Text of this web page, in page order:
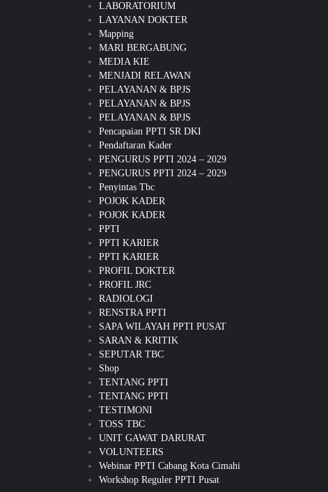
LABORATORIUM
LAYANAN DOKTER
Mapping
MARI BERGABUNG
MEDIA KIE
MENJADI RELAWAN
PELAYANAN & BPJS
PELAYANAN & BPJS
PELAYANAN & BPJS
Pencapaian PPTI SR DKI
Pendaftaran Kader
PENGURUS PPTI 2024 – 2029
PENGURUS PPTI 2024 – 2029
Penyintas Tbc
POJOK KADER
POJOK KADER
PPTI
PPTI KARIER
PPTI KARIER
PROFIL DOKTER
PROFIL JRC
RADIOLOGI
RENSTRA PPTI
SAPA WILAYAH PPTI PUSAT
SARAN & KRITIK
SEPUTAR TBC
Shop
TENTANG PPTI
TENTANG PPTI
TESTIMONI
TOSS TBC
UNIT GAWAT DARURAT
VOLUNTEERS
Webinar PPTI Cabang Kota Cimahi
Workshop Reguler PPTI Pusat